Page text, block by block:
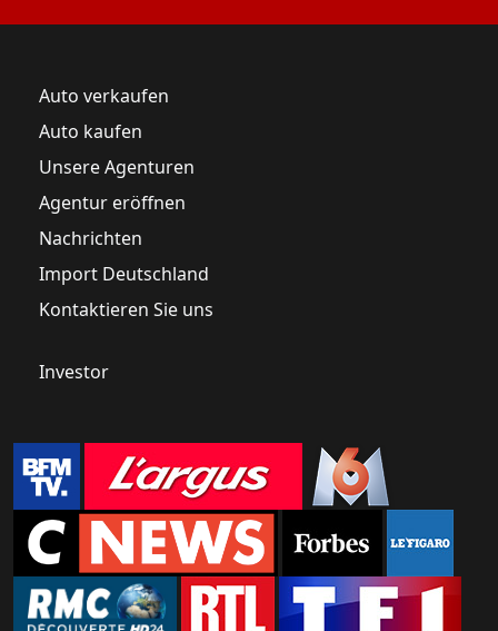
Auto verkaufen
Auto kaufen
Unsere Agenturen
Agentur eröffnen
Nachrichten
Import Deutschland
Kontaktieren Sie uns
Investor